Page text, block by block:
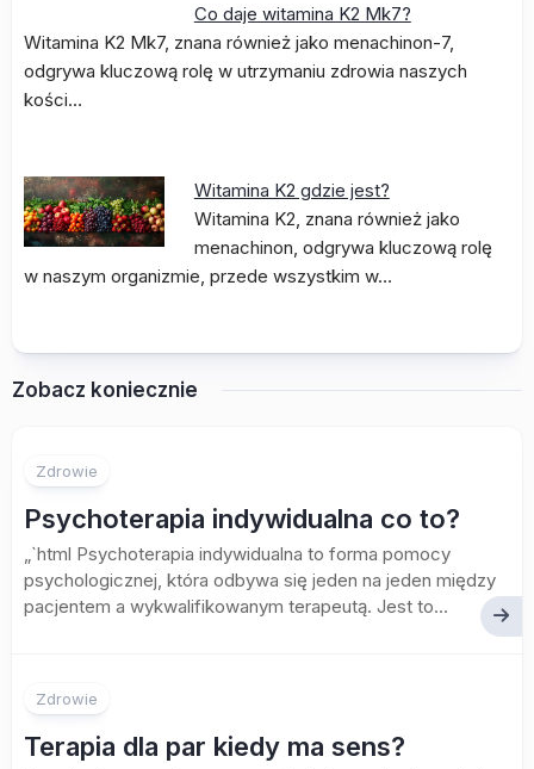
Co daje witamina K2 Mk7?
Witamina K2 Mk7, znana również jako menachinon-7,
odgrywa kluczową rolę w utrzymaniu zdrowia naszych
kości…
Witamina K2 gdzie jest?
Witamina K2, znana również jako
menachinon, odgrywa kluczową rolę
w naszym organizmie, przede wszystkim w…
Zobacz koniecznie
Zdrowie
Psychoterapia indywidualna co to?
„`html Psychoterapia indywidualna to forma pomocy
psychologicznej, która odbywa się jeden na jeden między
pacjentem a wykwalifikowanym terapeutą. Jest to...
Zdrowie
Terapia dla par kiedy ma sens?